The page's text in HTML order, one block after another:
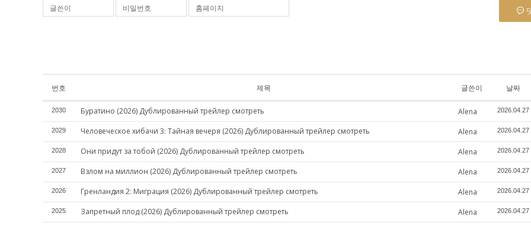
글쓴이 비밀번호 홈페이지
번호 제목 글쓴이 날짜
2030 Буратино (2026) Дублированный трейлер смотреть Alena 2026.04.27
2029 Человеческое хибачи 3: Тайная вечеря (2026) Дублированный трейлер смотреть Alena 2026.04.27
2028 Они придут за тобой (2026) Дублированный трейлер смотреть Alena 2026.04.27
2027 Взлом на миллион (2026) Дублированный трейлер смотреть Alena 2026.04.27
2026 Гренландия 2: Миграция (2026) Дублированный трейлер смотреть Alena 2026.04.27
2025 Запретный плод (2026) Дублированный трейлер смотреть Alena 2026.04.27